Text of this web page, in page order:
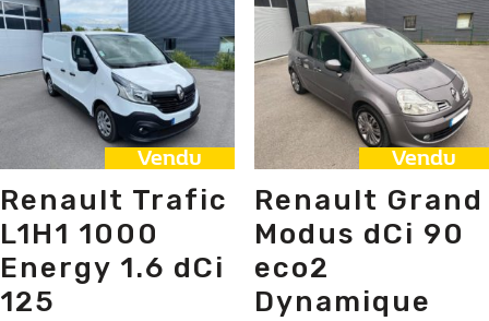
Vendu
Renault Trafic
L1H1 1000
Energy 1.6 dCi
125
Vendu
Renault Grand
Modus dCi 90
eco2
Dynamique